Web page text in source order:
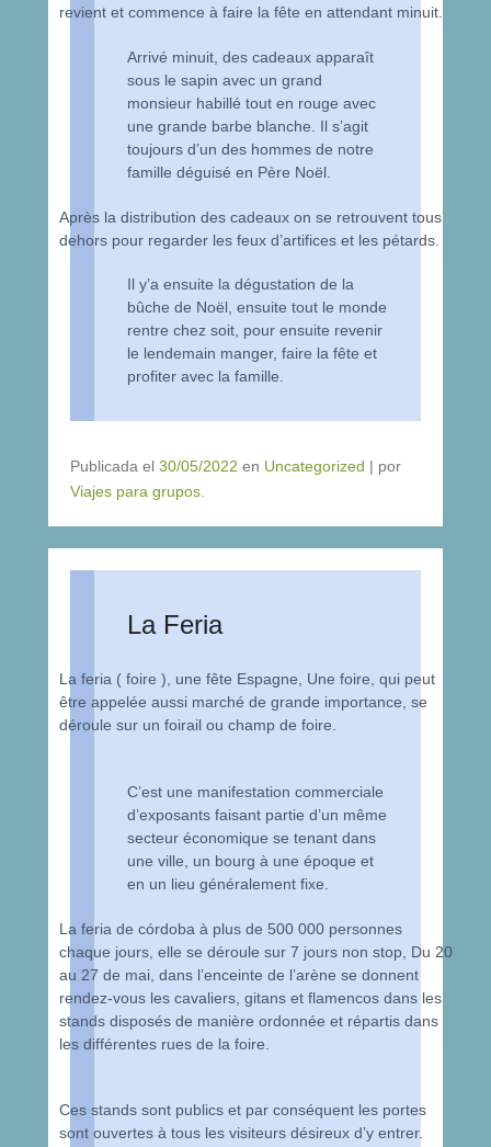
revient et commence à faire la fête en attendant minuit.
Arrivé minuit, des cadeaux apparaît
sous le sapin avec un grand
monsieur habillé tout en rouge avec
une grande barbe blanche. Il s’agit
toujours d’un des hommes de notre
famille déguisé en Père Noël.
Après la distribution des cadeaux on se retrouvent tous
dehors pour regarder les feux d’artifices et les pétards.
Il y’a ensuite la dégustation de la
bûche de Noël, ensuite tout le monde
rentre chez soit, pour ensuite revenir
le lendemain manger, faire la fête et
profiter avec la famille.
Publicada el 30/05/2022 en Uncategorized | por
Viajes para grupos
La Feria
La feria ( foire ), une fête Espagne, Une foire, qui peut
être appelée aussi marché de grande importance, se
déroule sur un foirail ou champ de foire.
C’est une manifestation commerciale
d’exposants faisant partie d’un même
secteur économique se tenant dans
une ville, un bourg à une époque et
en un lieu généralement fixe.
La feria de córdoba à plus de 500 000 personnes
chaque jours, elle se déroule sur 7 jours non stop, Du 20
au 27 de mai, dans l’enceinte de l’arène se donnent
rendez-vous les cavaliers, gitans et flamencos dans les
stands disposés de manière ordonnée et répartis dans
les différentes rues de la foire.
Ces stands sont publics et par conséquent les portes
sont ouvertes à tous les visiteurs désireux d’y entrer.